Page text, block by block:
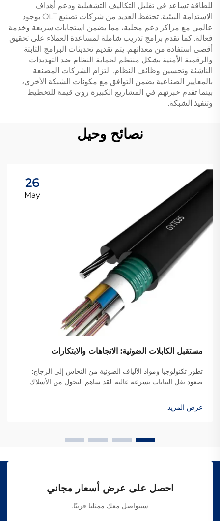
للطاقة تساعد في تقليل التكاليف التشغيلية ودعم أهداف
الاستدامة البيئية. تحتفظ العديد من شركات تصنيع OLT بوجود
عالمي مع مراكز دعم محلية، مما يضمن استجابات سريعة وخدمة
فعالة. كما تقدم برامج تدريب شاملة لمساعدة العملاء على تحقيق
أقصى استفادة من معداتهم. يتم تقديم تحديثات البرامج الثابتة
والرقمية الأمنية بشكل منتظم لحماية النظام ضد التهديدات
الناشئة وتحسين وظائف النظام. التزام الشركات المصنعة
بالمعايير الصناعية يضمن التوافق مع مكونات الشبكة الأخرى،
بينما تقدم خبرتهم في المشاريع الكبيرة رؤى قيمة للتخطيط
وتنفيذ الشبكة.
نصائح وحيل
26
May
مستقبل الكابلات الضوئية: الاتجاهات والابتكارات
تطور تكنولوجيا ومواد الألياف الضوئية من النحاس إلى الزجاج:
صعود نقل البيانات بسرعة عالية. لقد ساهم التحول من الأسلاك
بشكل كبير. في الماضي، كانت معظم شركات الاتصالات تعتمد
على الأسلاك النحاسية، لكن مع التطور التكنولوجي، أصبحت
عرض المزيد
احصل على عرض أسعار مجاني
سيتواصل معك ممثلنا قريبًا.